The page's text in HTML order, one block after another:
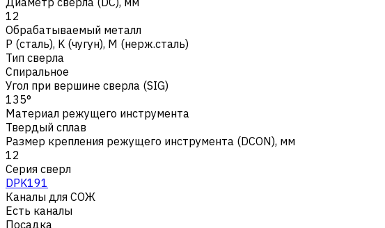
12
Обрабатываемый металл
Р (сталь), K (чугун), M (нерж.сталь)
Тип сверла
Спиральное
Угол при вершине сверла (SIG)
135°
Материал режущего инструмента
Твердый сплав
Размер крепления режущего инструмента (DCON), мм
12
Серия сверл
DPK191
Каналы для СОЖ
Есть каналы
Посадка